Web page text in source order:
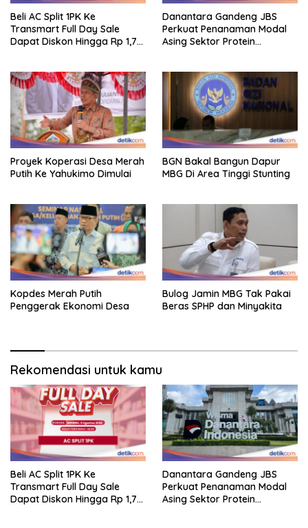
Beli AC Split 1PK Ke
Transmart Full Day Sale
Dapat Diskon Hingga Rp 1,7
Danantara Gandeng JBS
Perkuat Penanaman Modal
Asing Sektor Protein
Proyek Koperasi Desa Merah
Putih Ke Yahukimo Dimulai
BGN Bakal Bangun Dapur
MBG Di Area Tinggi Stunting
Kopdes Merah Putih
Penggerak Ekonomi Desa
Bulog Jamin MBG Tak Pakai
Beras SPHP dan Minyakita
Rekomendasi untuk kamu
Beli AC Split 1PK Ke
Transmart Full Day Sale
Dapat Diskon Hingga Rp 1,7
Danantara Gandeng JBS
Perkuat Penanaman Modal
Asing Sektor Protein